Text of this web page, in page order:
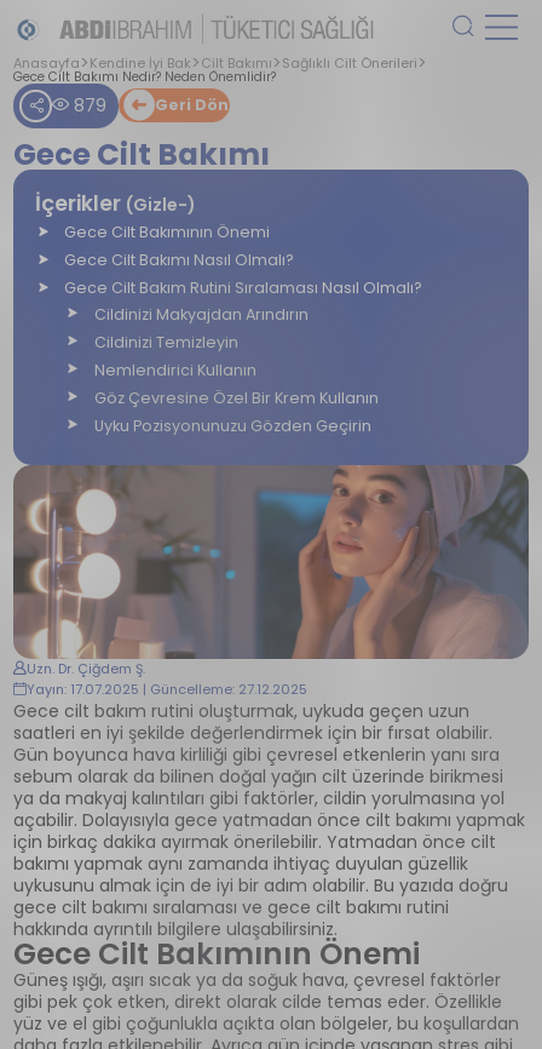
Anasayfa Kendine İyi Bak Cilt Bakımı Sağlıklı Cilt Önerileri
Gece Cilt Bakımı Nedir? Neden Önemlidir?
879 Geri Dön
Gece Cilt Bakımı
Uzn. Dr. Çiğdem Ş.
Yayın: 17.07.2025 | Güncelleme: 27.12.2025
Gece cilt bakım rutini oluşturmak, uykuda geçen uzun
saatleri en iyi şekilde değerlendirmek için bir fırsat olabilir.
Gün boyunca hava kirliliği gibi çevresel etkenlerin yanı sıra
sebum olarak da bilinen doğal yağın cilt üzerinde birikmesi
ya da makyaj kalıntıları gibi faktörler, cildin yorulmasına yol
açabilir. Dolayısıyla gece yatmadan önce cilt bakımı yapmak
için birkaç dakika ayırmak önerilebilir. Yatmadan önce cilt
bakımı yapmak aynı zamanda ihtiyaç duyulan güzellik
uykusunu almak için de iyi bir adım olabilir. Bu yazıda doğru
gece cilt bakımı sıralaması ve gece cilt bakımı rutini
hakkında ayrıntılı bilgilere ulaşabilirsiniz.
Gece Cilt Bakımının Önemi
Güneş ışığı, aşırı sıcak ya da soğuk hava, çevresel faktörler
gibi pek çok etken, direkt olarak cilde temas eder. Özellikle
yüz ve el gibi çoğunlukla açıkta olan bölgeler, bu koşullardan
İçerikler (Gizle-)
Gece Cilt Bakımının Önemi
Gece Cilt Bakımı Nasıl Olmalı?
Gece Cilt Bakım Rutini Sıralaması Nasıl Olmalı?
Cildinizi Makyajdan Arındırın
Cildinizi Temizleyin
Nemlendirici Kullanın
Göz Çevresine Özel Bir Krem Kullanın
Uyku Pozisyonunuzu Gözden Geçirin